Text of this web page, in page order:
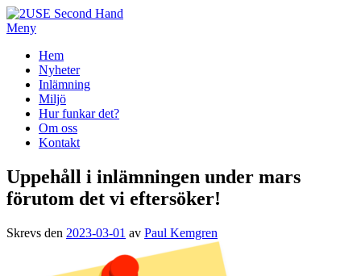
Hoppa
till
Meny
Primär
meny
Hem
Nyheter
Inlämning
Miljö
Hur funkar det?
Om oss
Kontakt
Uppehåll i inlämningen under mars
förutom det vi eftersöker!
Skrevs den 2023-03-01 av Paul Kemgren